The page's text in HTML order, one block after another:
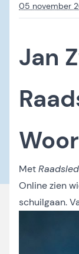
05 november
Jan
Met
Online zien
schuilgaan.